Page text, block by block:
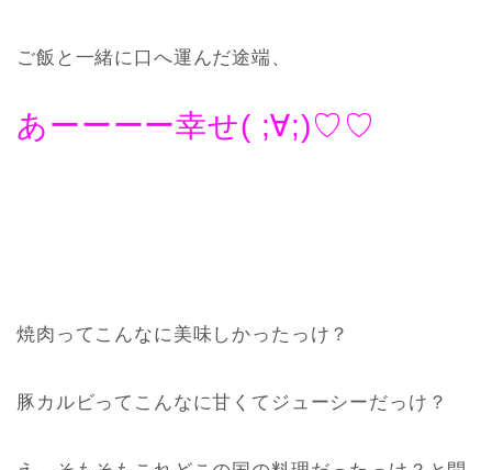
ご飯と一緒に口へ運んだ途端、
あーーーー幸せ( ;∀;)♡♡
焼肉ってこんなに美味しかったっけ？
豚カルビってこんなに甘くてジューシーだっけ？